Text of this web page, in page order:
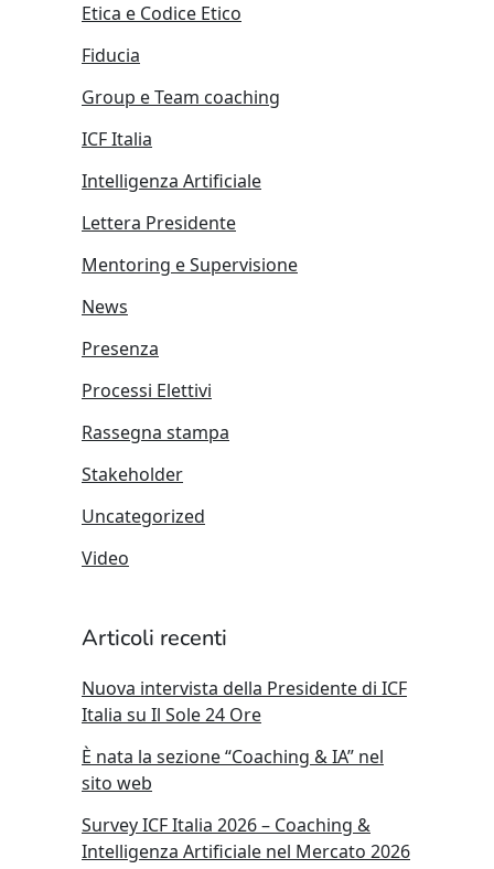
Etica e Codice Etico
Fiducia
Group e Team coaching
ICF Italia
Intelligenza Artificiale
Lettera Presidente
Mentoring e Supervisione
News
Presenza
Processi Elettivi
Rassegna stampa
Stakeholder
Uncategorized
Video
Articoli recenti
Nuova intervista della Presidente di ICF
Italia su Il Sole 24 Ore
È nata la sezione “Coaching & IA” nel
sito web
Survey ICF Italia 2026 – Coaching &
Intelligenza Artificiale nel Mercato 2026